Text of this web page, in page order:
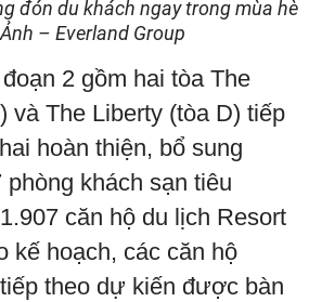
đón du khách ngay trong mùa hè
– Everland Group
2 gồm hai tòa The
và The Liberty (tòa D) tiếp
hoàn thiện, bổ sung
phòng khách sạn tiêu
căn hộ du lịch Resort
kế hoạch, các căn hộ
theo dự kiến được bàn